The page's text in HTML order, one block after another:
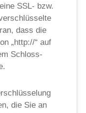
SSL- bzw.
dass die
„http://“ auf
Schloss-
die Sie an